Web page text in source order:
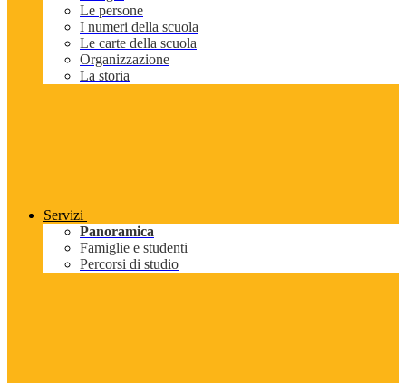
Le persone
I numeri della scuola
Le carte della scuola
Organizzazione
La storia
Servizi
Panoramica
Famiglie e studenti
Percorsi di studio